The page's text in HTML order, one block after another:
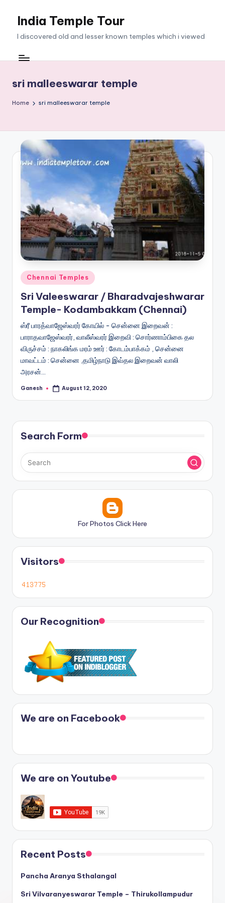
India Temple Tour
I discovered old and lesser known temples which i viewed
sri malleeswarar temple
Home sri malleeswarar temple
Posted
in
Chennai Temples
Sri Valeeswarar / Bharadvajeshwarar
Temple- Kodambakkam (Chennai)
ஸ்ரீ பாரத்வாஜேஸ்வரர் கோயில் - சென்னை இறைவன் :
பாராதவாஜேஸ்வரர், வாலீஸ்வரர் இறைவி : சொர்ணாம்பிகை தல
விருச்சம் : நாகலிங்க மரம் ஊர் : கோடம்பாக்கம் , சென்னை
மாவட்டம் : சென்னை ,தமிழ்நாடு இவ்தல இறைவன் வாலி
அரசன்…
Posted
Ganesh August 12, 2020
Search Form
For Photos Click Here
Visitors
Our Recognition
We are on Facebook
We are on Youtube
Recent Posts
Pancha Aranya Sthalangal
Sri Vilvaranyeswarar Temple – Thirukollampudur